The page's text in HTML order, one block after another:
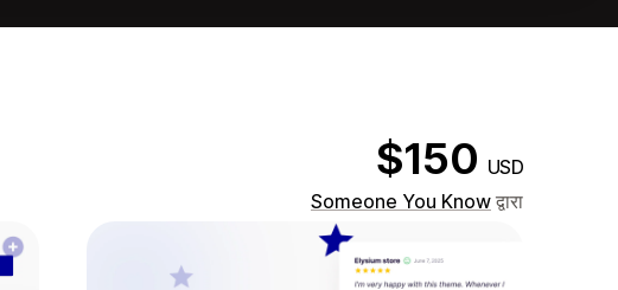
$150 USD
Someone You Know द्वारा